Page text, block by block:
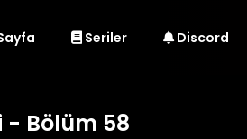
Seriler Discord
- Bölüm 58